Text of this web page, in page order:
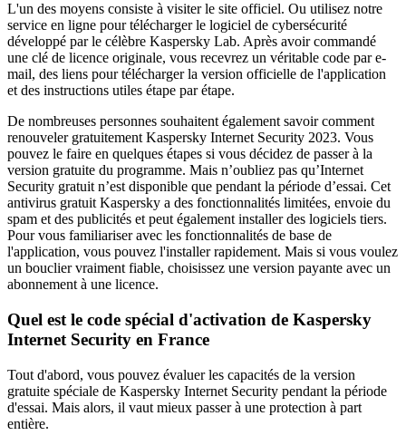
L'un des moyens consiste à visiter le site officiel. Ou utilisez notre
service en ligne pour télécharger le logiciel de cybersécurité
développé par le célèbre Kaspersky Lab. Après avoir commandé
une clé de licence originale, vous recevrez un véritable code par e-
mail, des liens pour télécharger la version officielle de l'application
et des instructions utiles étape par étape.
De nombreuses personnes souhaitent également savoir comment
renouveler gratuitement Kaspersky Internet Security 2023. Vous
pouvez le faire en quelques étapes si vous décidez de passer à la
version gratuite du programme. Mais n’oubliez pas qu’Internet
Security gratuit n’est disponible que pendant la période d’essai. Cet
antivirus gratuit Kaspersky a des fonctionnalités limitées, envoie du
spam et des publicités et peut également installer des logiciels tiers.
Pour vous familiariser avec les fonctionnalités de base de
l'application, vous pouvez l'installer rapidement. Mais si vous voulez
un bouclier vraiment fiable, choisissez une version payante avec un
abonnement à une licence.
Quel est le code spécial d'activation de Kaspersky
Internet Security en France
Tout d'abord, vous pouvez évaluer les capacités de la version
gratuite spéciale de Kaspersky Internet Security pendant la période
d'essai. Mais alors, il vaut mieux passer à une protection à part
entière.